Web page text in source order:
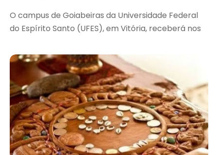
O campus de Goiabeiras da Universidade Federal
do Espírito Santo (UFES), em Vitória, receberá nos